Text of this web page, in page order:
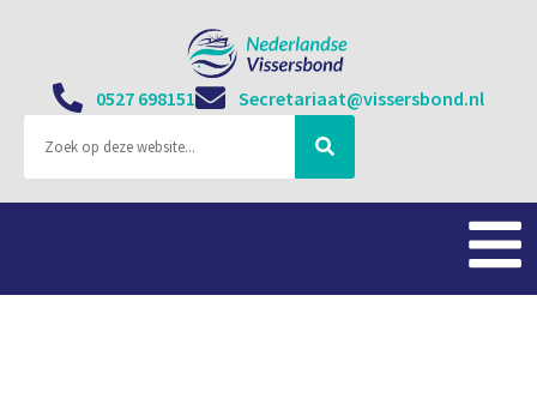
0527 698151 Secretariaat@vissersbond.nl